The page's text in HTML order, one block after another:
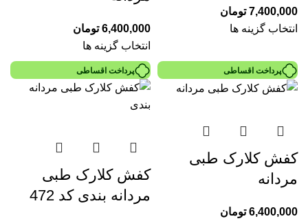
7,400,000 تومان
انتخاب گزینه ها
6,400,000 تومان
انتخاب گزینه ها
پرداخت اقساطی
کفش کلارک طبی
مردانه
6,400,000 تومان
پرداخت اقساطی
کفش کلارک طبی
مردانه بندی کد 472